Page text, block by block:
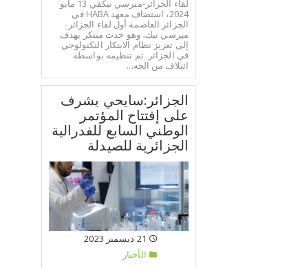
لقاء الجزائر-ميرسي تيكفي 13 مايو
2024، استضاف معهد HABA في
الجزائر العاصمة أول لقاء الجزائر-
ميرسي تيك، وهو حدث مبتكر يهدف
إلى تعزيز نظام الابتكار التكنولوجي
في الجزائر. تم تنظيمه بواسطة
ائتلاف من الجه...
الجزائر:سايحي يشرف
على إفتتاح المؤتمر
الوطني السابع للفدرالية
الجزائرية للصيدلة
الأخبار